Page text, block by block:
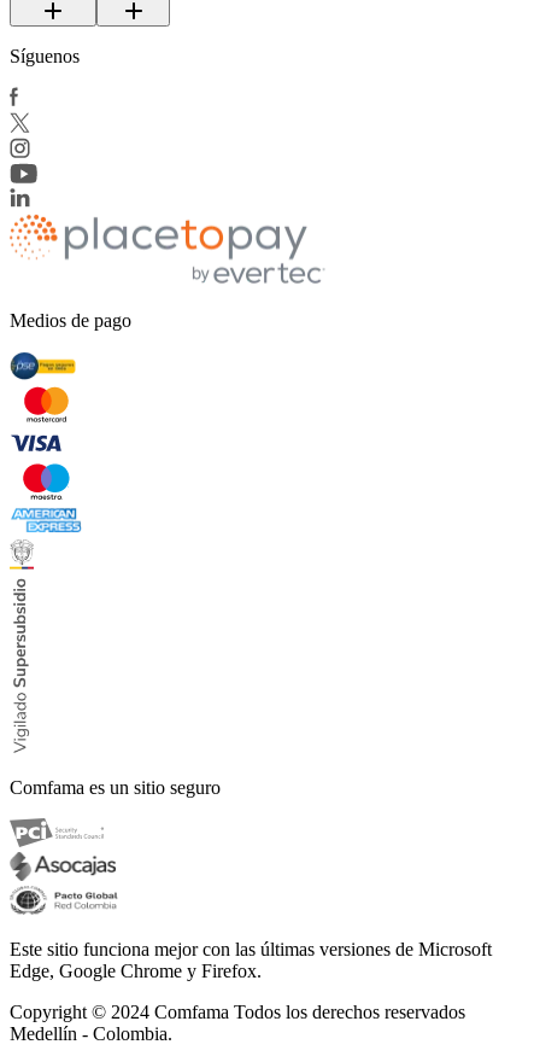
Síguenos
Medios de pago
Comfama es un sitio seguro
Este sitio funciona mejor con las últimas versiones de Microsoft
Edge, Google Chrome y Firefox.
Copyright © 2024 Comfama Todos los derechos reservados
Medellín - Colombia.